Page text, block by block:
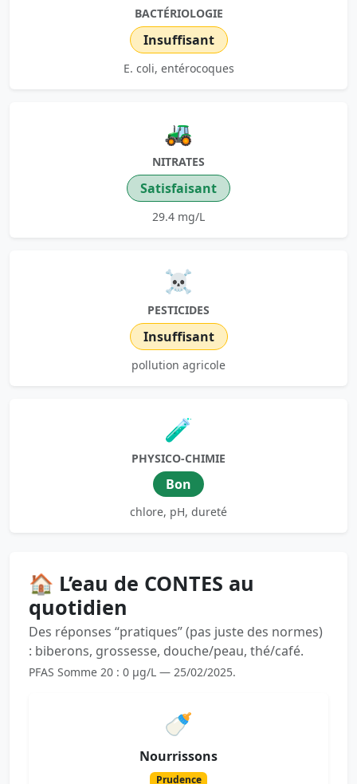
BACTÉRIOLOGIE
Insuffisant
E. coli, entérocoques
🚜
NITRATES
Satisfaisant
29.4 mg/L
☠️
PESTICIDES
Insuffisant
pollution agricole
🧪
PHYSICO-CHIMIE
Bon
chlore, pH, dureté
🏠 L’eau de CONTES au
quotidien
Des réponses “pratiques” (pas juste des normes)
: biberons, grossesse, douche/peau, thé/café.
PFAS Somme 20 : 0 µg/L — 25/02/2025.
🍼
Nourrissons
Prudence